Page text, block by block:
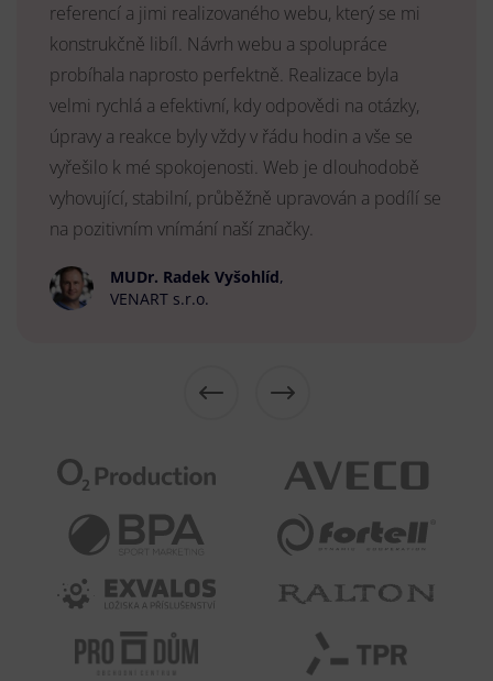
referencí a jimi realizovaného webu, který se mi
konstrukčně libíl. Návrh webu a spolupráce
probíhala naprosto perfektně. Realizace byla
velmi rychlá a efektivní, kdy odpovědi na otázky,
úpravy a reakce byly vždy v řádu hodin a vše se
vyřešilo k mé spokojenosti. Web je dlouhodobě
vyhovující, stabilní, průběžně upravován a podílí se
na pozitivním vnímání naší značky.
MUDr. Radek Vyšohlíd,
VENART s.r.o.